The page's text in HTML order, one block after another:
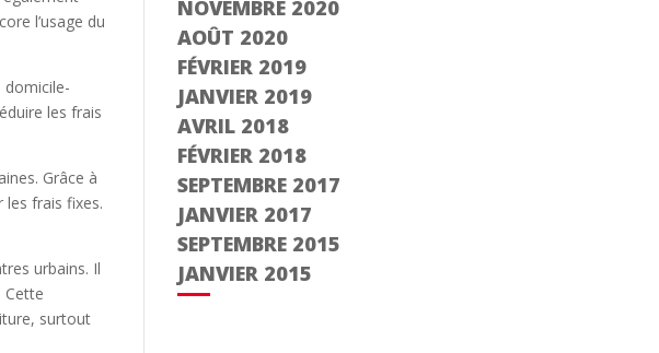
l’usage du
domicile-
les frais
Grâce à
les frais fixes.
urbains. Il
Cette
surtout
NOVEMBRE 2020
AOÛT 2020
FÉVRIER 2019
JANVIER 2019
AVRIL 2018
FÉVRIER 2018
SEPTEMBRE 2017
JANVIER 2017
SEPTEMBRE 2015
JANVIER 2015